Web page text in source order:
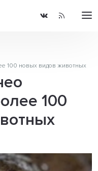
100 новых видов животных
100